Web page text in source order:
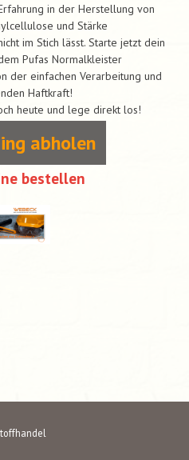
in der Herstellung von
und Stärke
im Stich lässt. Starte jetzt dein
Pufas Normalkleister
der einfachen Verarbeitung und
Haftkraft!
heute und lege direkt los!
abholen
bestellen